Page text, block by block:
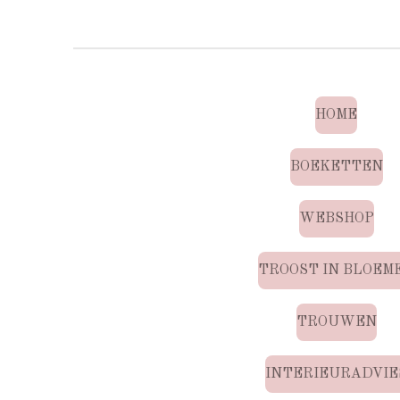
HOME
BOEKETTEN
WEBSHOP
TROOST IN
TROUWEN